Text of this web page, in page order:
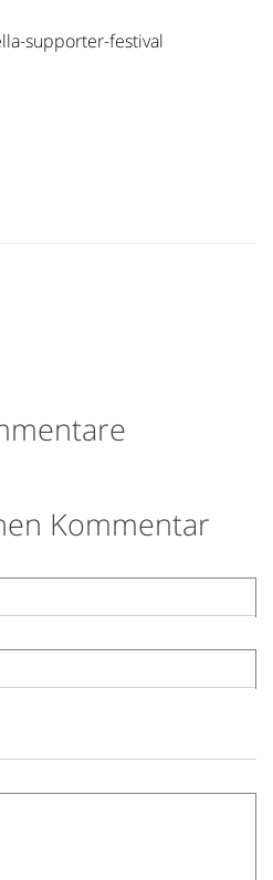
supporter-festival
Kommentar